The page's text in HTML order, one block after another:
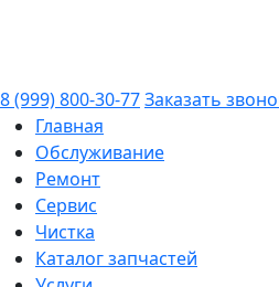
8 (999) 800-30-77Заказать
Главная
Обслуживание
Ремонт
Сервис
Чистка
Каталог запчастей